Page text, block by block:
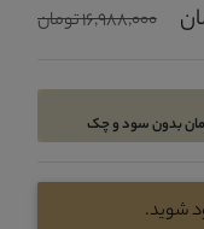
16,988,000 تومان
شوید.